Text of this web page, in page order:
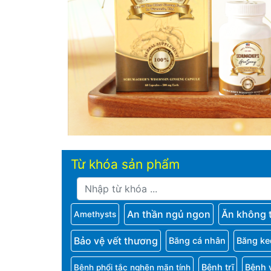
Từ khóa sản phẩm
Amethysts An thần ngủ ngon Ăn không
Bảo vệ vết thương Băng cá nhân Băng
Bệnh phổi tắc nghẽn mãn tính Bệnh trĩ Bệnh